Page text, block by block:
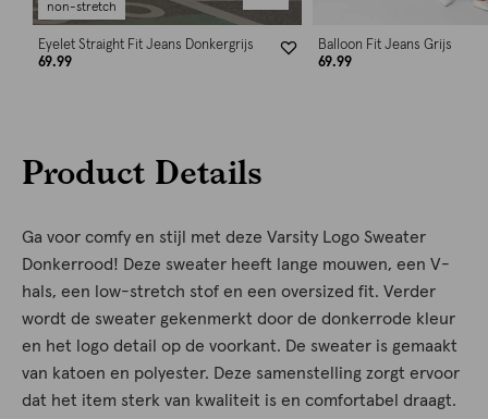
non-stretch
Eyelet Straight Fit Jeans Donkergrijs
69.99
Balloon Fit Jeans Grijs
69.99
Product Details
Ga voor comfy en stijl met deze Varsity Logo Sweater
Donkerrood! Deze sweater heeft lange mouwen, een V-
hals, een low-stretch stof en een oversized fit. Verder
wordt de sweater gekenmerkt door de donkerrode kleur
en het logo detail op de voorkant. De sweater is gemaakt
van katoen en polyester. Deze samenstelling zorgt ervoor
dat het item sterk van kwaliteit is en comfortabel draagt.